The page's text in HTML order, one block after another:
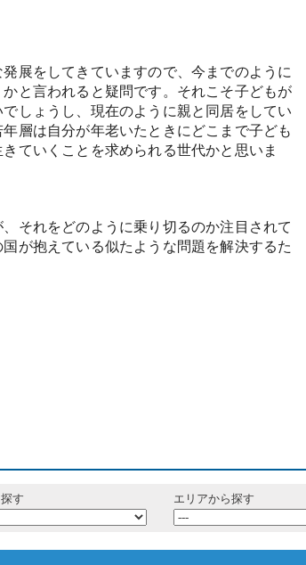
展をしてきていますので、今までのように
と言われると疑問です。それこそ子どもが
しょうし、現在のように親と同居をしてい
層は自分が年老いたときにどこまで子ども
ていくことを求められる世代かと思いま
それをどのように乗り切るのか注目されて
が抱えている似たような問題を解決するた
す エリアから探す